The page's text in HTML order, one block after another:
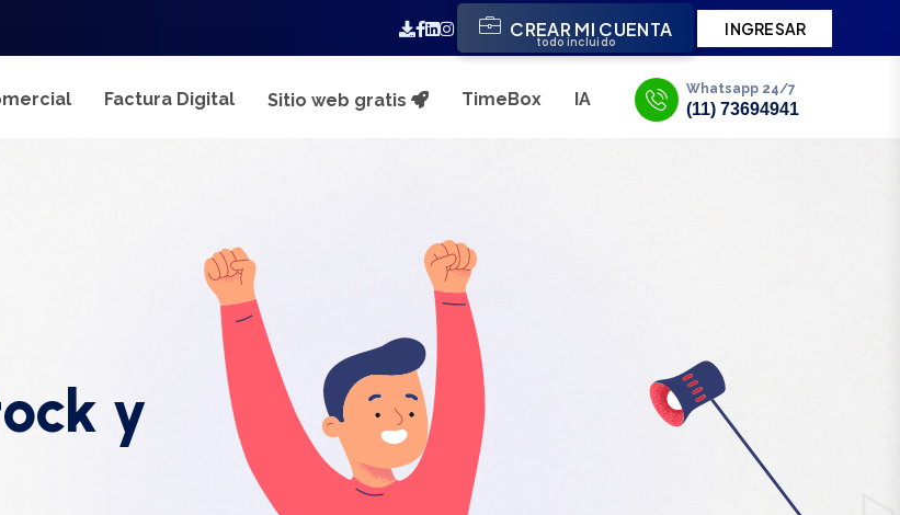
CREAR MI CUENTA
todo incluido
INGRESAR
Factura Digital Sitio web gratis TimeBox IA Whatsapp 24/7
(11) 73694941
y